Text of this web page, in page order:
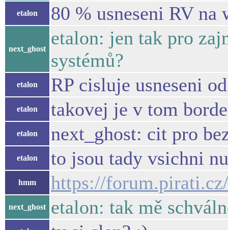
etalon 80 % usneseni RV
next_ghost
etalon: jen tak pro
systémů?
etalon RP cisluje usneseni
etalon takovej je v tom
etalon next_ghost: cit pro
etalon to jsou tady vsichni
hmm https://
next_ghost etalon: tak mě